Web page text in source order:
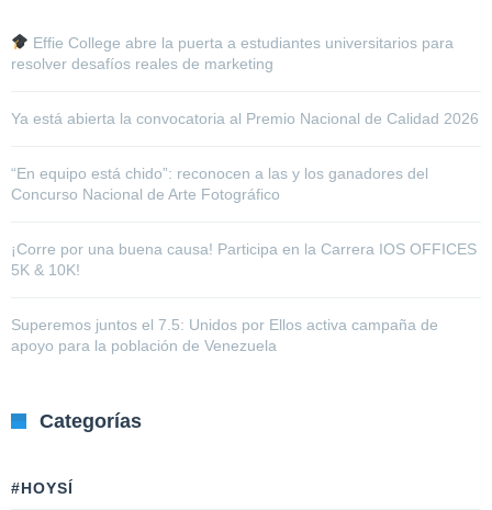
Effie College abre la puerta a estudiantes universitarios para
resolver desafíos reales de marketing
Ya está abierta la convocatoria al Premio Nacional de Calidad 2026
“En equipo está chido”: reconocen a las y los ganadores del
Concurso Nacional de Arte Fotográfico
¡Corre por una buena causa! Participa en la Carrera IOS OFFICES
5K & 10K!
Superemos juntos el 7.5: Unidos por Ellos activa campaña de
apoyo para la población de Venezuela
Categorías
#HOYSÍ